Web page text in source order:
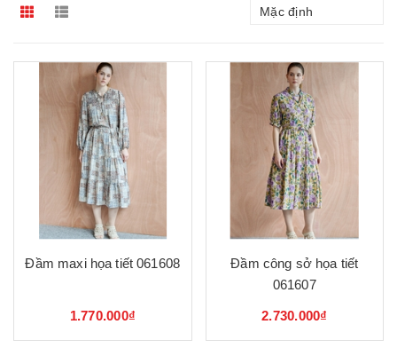
Mặc định
Đầm maxi họa tiết 061608
1.770.000₫
Đầm công sở họa tiết
061607
2.730.000₫